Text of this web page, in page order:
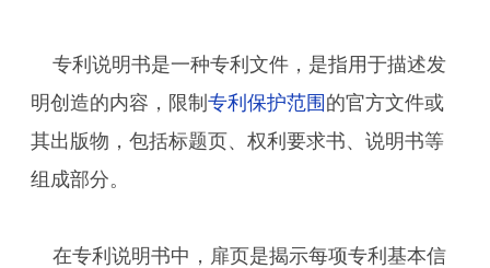
专利说明书是一种专利文件，是指用于描述发
明创造的内容，限制 专利保护范围 的官方文件或
其出版物，包括标题页、权利要求书、说明书等
组成部分。
在专利说明书中，扉页是揭示每项专利基本信